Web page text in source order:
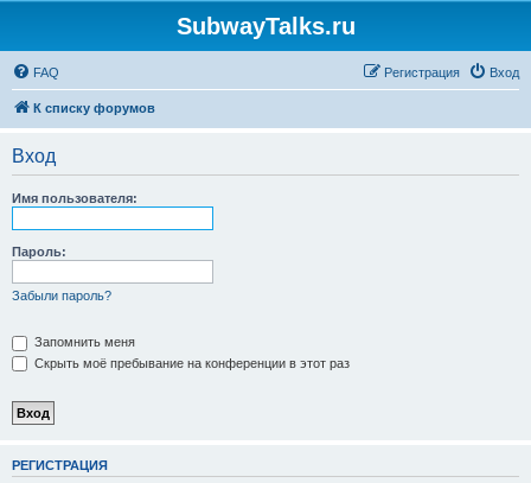
SubwayTalks.ru
FAQ Вход
Регистрация
К списку форумов
Вход
Имя пользователя:
Пароль:
Забыли пароль?
Запомнить меня
Скрыть моё пребывание на конференции в этот раз
РЕГИСТРАЦИЯ